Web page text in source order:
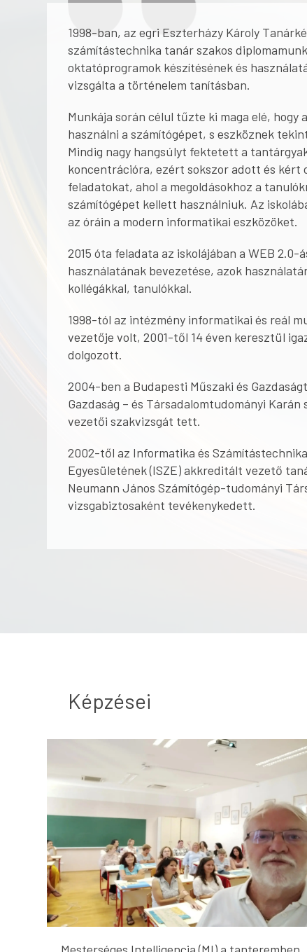
1998-ban, az egri Eszterházy Károly
számítástechnika tanár szakos
oktatóprogramok készítésének és
vizsgálta a történelem tanításban.
Munkája során célul tűzte ki maga elé, hogy
használni a számítógépet, s eszköznek
Mindig nagy hangsúlyt fektetett a
koncentrációra, ezért sokszor adott és kért
feladatokat, ahol a megoldásokhoz a
számítógépet kellett használniuk. Az
az óráin a modern informatikai eszközöket.
2015 óta feladata az iskolájában a WEB 2.0-
használatának bevezetése, azok
kollégákkal, tanulókkal.
1998-tól az intézmény informatikai és reál
vezetője volt, 2001-től 14 éven keresztül
dolgozott.
2004-ben a Budapesti Műszaki és
Gazdaság – és Társadalomtudományi
vezetői szakvizsgát tett.
2002-től az Informatika és
Egyesületének (ISZE) akkreditált vezető
Neumann János Számítógép-tudományi
vizsgabiztosaként tevékenykedett.
Képzései